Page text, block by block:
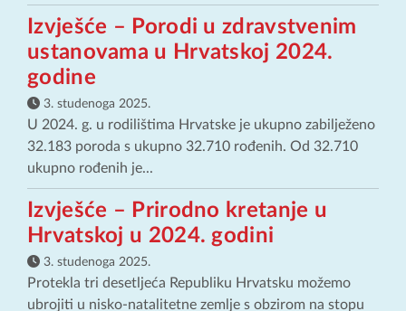
Izvješće – Porodi u zdravstvenim
ustanovama u Hrvatskoj 2024.
godine
3. studenoga 2025.
U 2024. g. u rodilištima Hrvatske je ukupno zabilježeno
32.183 poroda s ukupno 32.710 rođenih. Od 32.710
ukupno rođenih je...
Izvješće – Prirodno kretanje u
Hrvatskoj u 2024. godini
3. studenoga 2025.
Protekla tri desetljeća Republiku Hrvatsku možemo
ubrojiti u nisko-natalitetne zemlje s obzirom na stopu